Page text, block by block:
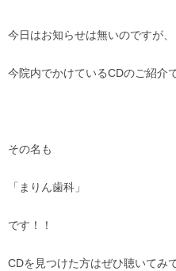
今日はお知らせは無いのですが、
今院内でかけているCDのご紹介
その名も
「まりん歯科」
です！！
CDを見つけた方はぜひ聴いてみ